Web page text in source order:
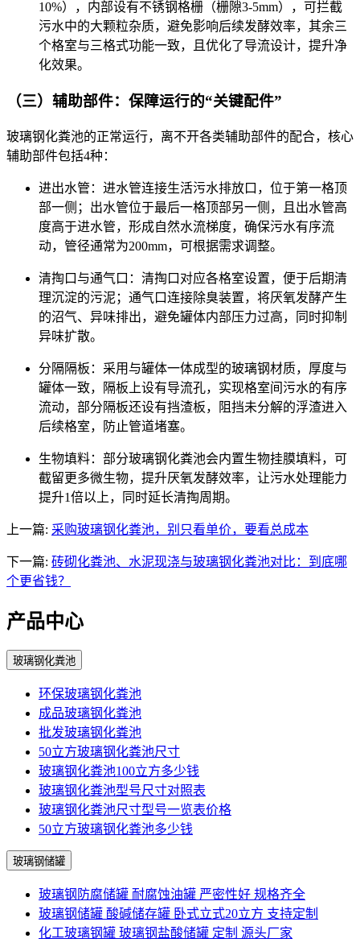
10%），内部设有不锈钢格栅（栅隙3-5mm），可拦截
污水中的大颗粒杂质，避免影响后续发酵效率，其余三
个格室与三格式功能一致，且优化了导流设计，提升净
化效果。
（三）辅助部件：保障运行的“关键配件”
玻璃钢化粪池的正常运行，离不开各类辅助部件的配合，核心
辅助部件包括4种：
进出水管：进水管连接生活污水排放口，位于第一格顶
部一侧；出水管位于最后一格顶部另一侧，且出水管高
度高于进水管，形成自然水流梯度，确保污水有序流
动，管径通常为200mm，可根据需求调整。
清掏口与通气口：清掏口对应各格室设置，便于后期清
理沉淀的污泥；通气口连接除臭装置，将厌氧发酵产生
的沼气、异味排出，避免罐体内部压力过高，同时抑制
异味扩散。
分隔隔板：采用与罐体一体成型的玻璃钢材质，厚度与
罐体一致，隔板上设有导流孔，实现格室间污水的有序
流动，部分隔板还设有挡渣板，阻挡未分解的浮渣进入
后续格室，防止管道堵塞。
生物填料：部分玻璃钢化粪池会内置生物挂膜填料，可
截留更多微生物，提升厌氧发酵效率，让污水处理能力
提升1倍以上，同时延长清掏周期。
上一篇: 采购玻璃钢化粪池，别只看单价，要看总成本
下一篇: 砖砌化粪池、水泥现浇与玻璃钢化粪池对比：到底哪
个更省钱？
产品中心
玻璃钢化粪池
环保玻璃钢化粪池
成品玻璃钢化粪池
批发玻璃钢化粪池
50立方玻璃钢化粪池尺寸
玻璃钢化粪池100立方多少钱
玻璃钢化粪池型号尺寸对照表
玻璃钢化粪池尺寸型号一览表价格
50立方玻璃钢化粪池多少钱
玻璃钢储罐
玻璃钢防腐储罐 耐腐蚀油罐 严密性好 规格齐全
玻璃钢储罐 酸碱储存罐 卧式立式20立方 支持定制
化工玻璃钢罐 玻璃钢盐酸储罐 定制 源头厂家